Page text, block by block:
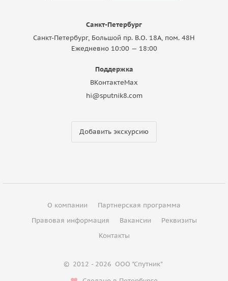
Санкт-Петербург
Санкт-Петербург, Большой пр. В.О. 18A, пом. 48Н
Ежедневно 10:00 — 18:00
Поддержка
ВКонтактеMax
hi@sputnik8.com
Добавить экскурсию
О компании
Партнерская программа
Правовая информация
Вакансии
Реквизиты
Контакты
© 2012 - 2026 ООО "Спутник"